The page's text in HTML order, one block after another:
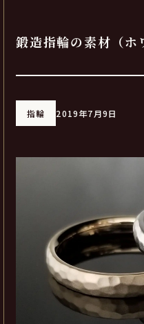
鍛造指輪の素材（ホ
指輪 2019年7月9日